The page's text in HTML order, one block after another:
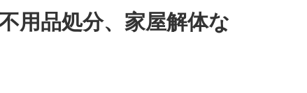
用品処分、家屋解体な